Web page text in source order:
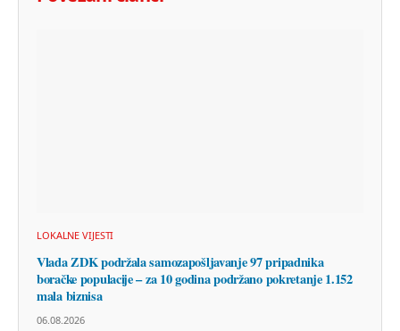
LOKALNE VIJESTI
Vlada ZDK podržala samozapošljavanje 97 pripadnika
boračke populacije – za 10 godina podržano pokretanje 1.152
mala biznisa
06.08.2026